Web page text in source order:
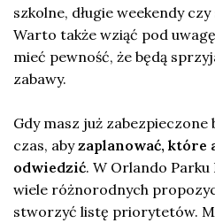
szkolne, długie weekendy
Warto także wziąć pod
mieć pewność, że będą
zabawy.
Gdy masz już zabezpieczone
czas, abyzaplanować, które
odwiedzić. W Orlando
wiele różnorodnych
stworzyć listę priorytetów.